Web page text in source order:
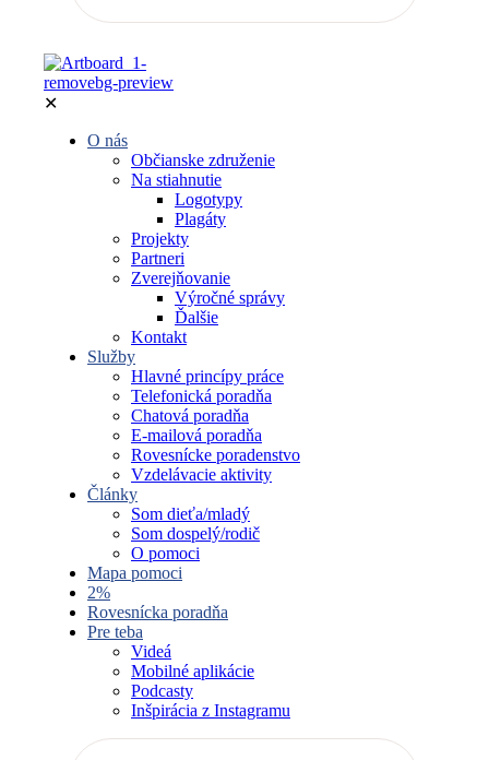
✕
O nás
Občianske združenie
Na stiahnutie
Logotypy
Plagáty
Projekty
Partneri
Zverejňovanie
Výročné správy
Ďalšie
Kontakt
Služby
Hlavné princípy práce
Telefonická poradňa
Chatová poradňa
E-mailová poradňa
Rovesnícke poradenstvo
Vzdelávacie aktivity
Články
Som dieťa/mladý
Som dospelý/rodič
O pomoci
Mapa pomoci
2%
Rovesnícka poradňa
Pre teba
Videá
Mobilné aplikácie
Podcasty
Inšpirácia z Instagramu